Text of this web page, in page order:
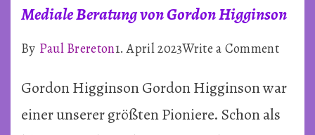
Mediale Beratung von Gordon Higginson
By Paul Brereton1. April 2023Write a Commenton
von
Gordon Higginson Gordon Higginson war
einer unserer größten Pioniere. Schon als